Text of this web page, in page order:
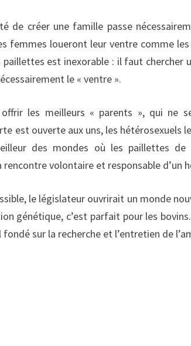
de créer une famille passe
femmes loueront leur ventre comme
est inexorable : il faut chercher
le « ventre ».
les meilleurs « parents », qui ne
est ouverte aux uns, les hétérosexuels
des mondes où les paillettes de
volontaire et responsable d’un
le législateur ouvrirait un monde
génétique, c’est parfait pour les
sur la recherche et l’entretien de